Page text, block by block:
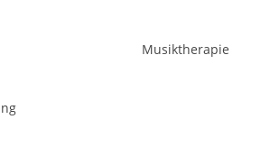
Musiktherapie